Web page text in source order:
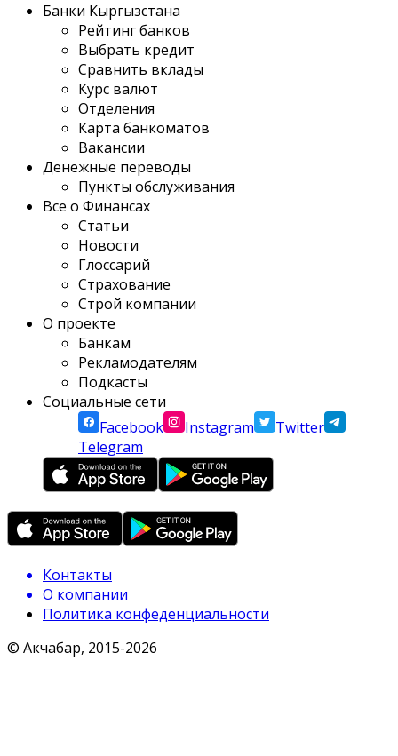
Банки Кыргызстана
Рейтинг банков
Выбрать кредит
Сравнить вклады
Курс валют
Отделения
Карта банкоматов
Вакансии
Денежные переводы
Пункты обслуживания
Все о Финансах
Статьи
Новости
Глоссарий
Страхование
Строй компании
О проекте
Банкам
Рекламодателям
Подкасты
Социальные сети
Facebook
Instagram
Twitter
Telegram
Контакты
О компании
Политика конфеденциальности
© Акчабар, 2015-2026